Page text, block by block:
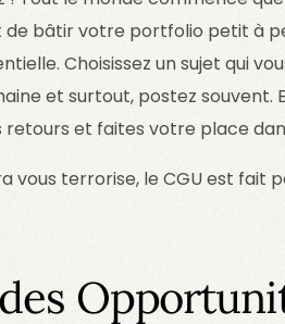
bâtir votre portfolio petit à
Choisissez un sujet qui
et surtout, postez souvent.
et faites votre place
vous terrorise, le CGU est fait